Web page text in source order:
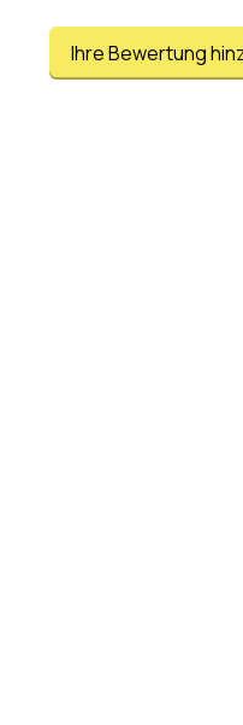
Ihre Bewertung